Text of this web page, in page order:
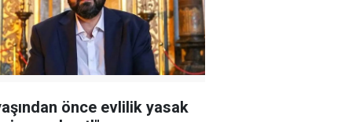
önce evlilik yasak